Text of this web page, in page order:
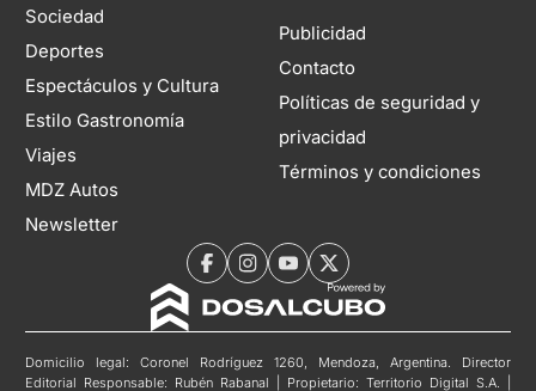
Sociedad
Deportes
Espectáculos y Cultura
Estilo Gastronomía
Viajes
MDZ Autos
Newsletter
Publicidad
Contacto
Políticas de seguridad y
privacidad
Términos y condiciones
Domicilio legal: Coronel Rodríguez 1260, Mendoza, Argentina. Director
Editorial Responsable: Rubén Rabanal | Propietario: Territorio Digital S.A. |